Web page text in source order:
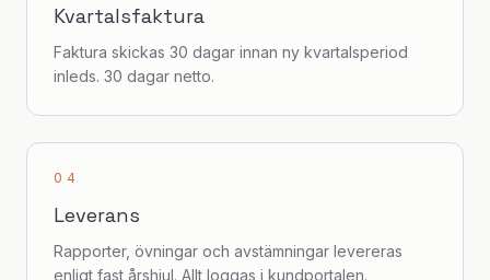
Kvartalsfaktura
Faktura skickas 30 dagar innan ny kvartalsperiod
inleds. 30 dagar netto.
04
Leverans
Rapporter, övningar och avstämningar levereras
enligt fast årshjul. Allt loggas i kundportalen.